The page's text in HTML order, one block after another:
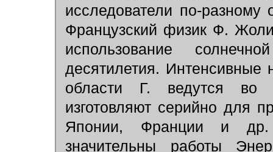
исследователи по-разному
Французский физик Ф.
использование
десятилетия. Интенсивные
области Г. ведутся во
изготовляют серийно для
Японии, Франции и
значительны работы